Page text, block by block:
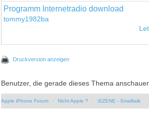
Programm Internetradio download
tommy1982ba
Druckversion anzeigen
Benutzer, die gerade dieses Thema
Apple iPhone Forum Nicht Apple ? iSZENE - Smalltalk